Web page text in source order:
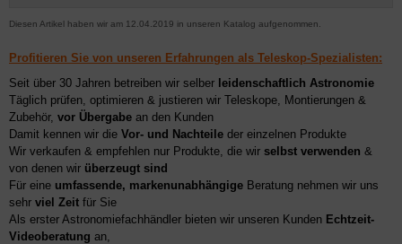
Diesen Artikel haben wir am 12.04.2019 in unseren Katalog aufgenommen.
Profitieren Sie von unseren Erfahrungen als Teleskop-Spezialisten:
Seit über 30 Jahren betreiben wir selber leidenschaftlich Astronomie
Täglich prüfen, optimieren & justieren wir Teleskope, Montierungen &
Zubehör, vor Übergabe an den Kunden
Damit kennen wir die Vor- und Nachteile der einzelnen Produkte
Wir verkaufen & empfehlen nur Produkte, die wir selbst verwenden &
von denen wir überzeugt sind
Für eine umfassende, markenunabhängige Beratung nehmen wir uns
sehr viel Zeit für Sie
Als erster Astronomiefachhändler bieten wir unseren Kunden Echtzeit-
Videoberatung an,